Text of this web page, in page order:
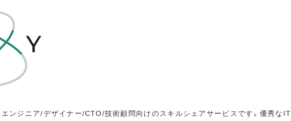
エンジニア/デザイナー/CTO/技術顧問向けのスキルシェアサービスです。優秀なIT